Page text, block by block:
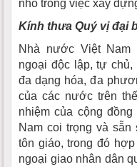
nhỏ trong việc xây
Kính thưa Quý vị đại
Nhà nước Việt
ngoại độc lập, tự
đa dạng hóa, đa
của các nước trên
nhiệm của cộng
Nam coi trọng và
tôn giáo, trong đó
ngoại giao nhân dân